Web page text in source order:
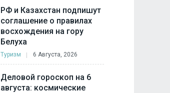
РФ и Казахстан подпишут
соглашение о правилах
восхождения на гору
Белуха
Туризм 6 Августа, 2026
Деловой гороскоп на 6
августа: космические